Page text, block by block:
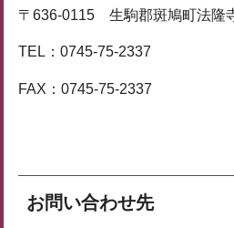
〒636-0115 生駒郡斑鳩町法隆
TEL：0745-75-2337
FAX：0745-75-2337
お問い合わせ先